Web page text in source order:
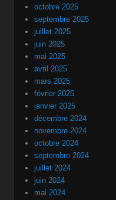
octobre 2025
septembre 2025
juillet 2025
juin 2025
mai 2025
avril 2025
mars 2025
février 2025
janvier 2025
décembre 2024
novembre 2024
octobre 2024
septembre 2024
juillet 2024
juin 2024
mai 2024